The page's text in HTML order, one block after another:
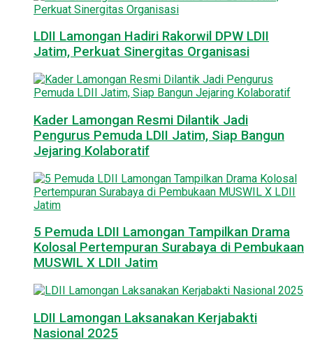
LDII Lamongan Hadiri Rakorwil DPW LDII
Jatim, Perkuat Sinergitas Organisasi
Kader Lamongan Resmi Dilantik Jadi
Pengurus Pemuda LDII Jatim, Siap Bangun
Jejaring Kolaboratif
5 Pemuda LDII Lamongan Tampilkan Drama
Kolosal Pertempuran Surabaya di Pembukaan
MUSWIL X LDII Jatim
LDII Lamongan Laksanakan Kerjabakti
Nasional 2025